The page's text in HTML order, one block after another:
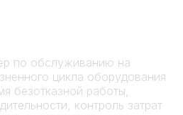
по обслуживанию на
цикла оборудования
безотказной работы,
контроль затрат